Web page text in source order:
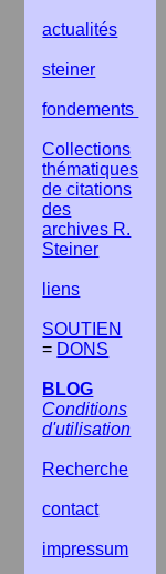
actualités
steiner
fondements
Collections
thématiques
de citations
des
archives R.
Steiner
liens
SOUTIEN
= DONS
BLOG
Conditions
d'utilisation
Recherche
contact
impressum